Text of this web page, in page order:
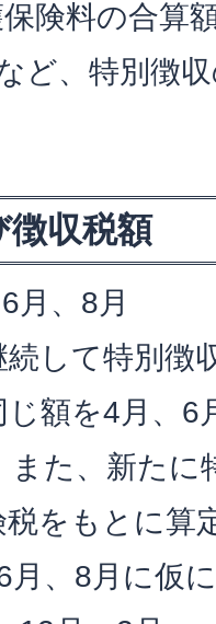
険料の合算
ど、特別徴
徴収税額
月、8月
して特別徴
じ額を4月、6
また、新たに
をもとに算
月、8月に仮